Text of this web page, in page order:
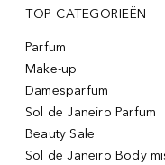
TOP CATEGORIEËN
Parfum
Make-up
Damesparfum
Sol de Janeiro Parfum
Beauty Sale
Sol de Janeiro Body